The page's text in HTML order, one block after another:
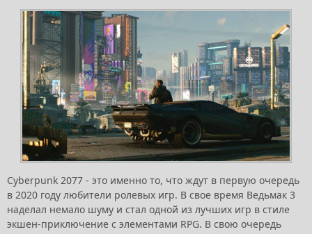
Cyberpunk 2077 - это именно то, что ждут в первую очередь
в 2020 году любители ролевых игр. В свое время Ведьмак 3
наделал немало шуму и стал одной из лучших игр в стиле
экшен-приключение с элементами RPG. В свою очередь